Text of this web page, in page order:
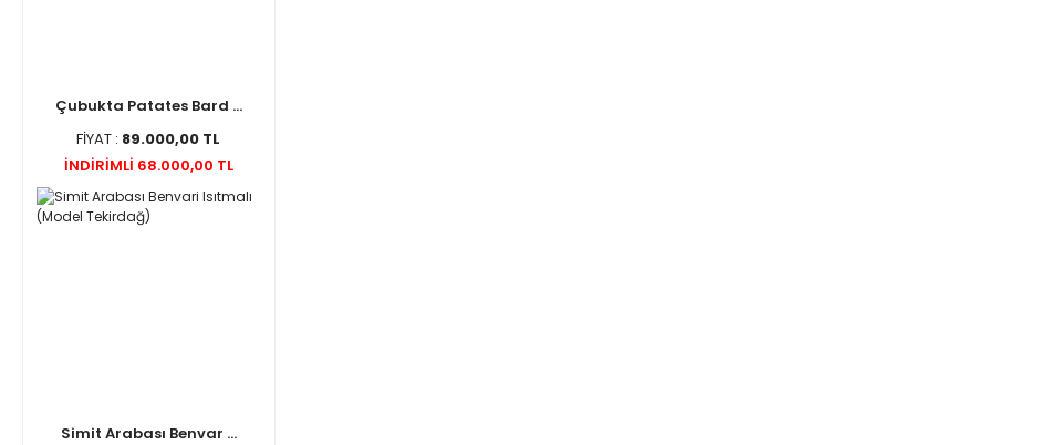
Çubukta Patates Bard ...
FİYAT : 89.000,00 TL
İNDİRİMLİ 68.000,00 TL
Simit Arabası Benvar ...